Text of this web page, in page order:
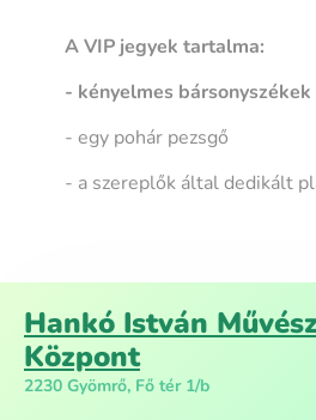
A VIP jegyek tartalma:
- kényelmes
- egy pohár pezsgő
- a szereplők által dedikált
Hankó István
Központ
2230 Gyömrő, Fő tér 1/b